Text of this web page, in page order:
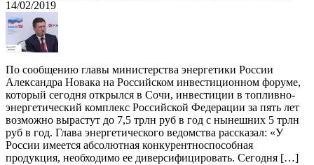
14/02/2019
По сообщению главы министерства энергетики России
Александра Новака на Российском инвестиционном форуме,
который сегодня открылся в Сочи, инвестиции в топливно-
энергетический комплекс Российской Федерации за пять лет
возможно вырастут до 7,5 трлн руб в год с нынешних 5 трлн
руб в год. Глава энергетического ведомства рассказал: «У
России имеется абсолютная конкурентноспособная
продукция, необходимо ее диверсифицировать. Сегодня […]